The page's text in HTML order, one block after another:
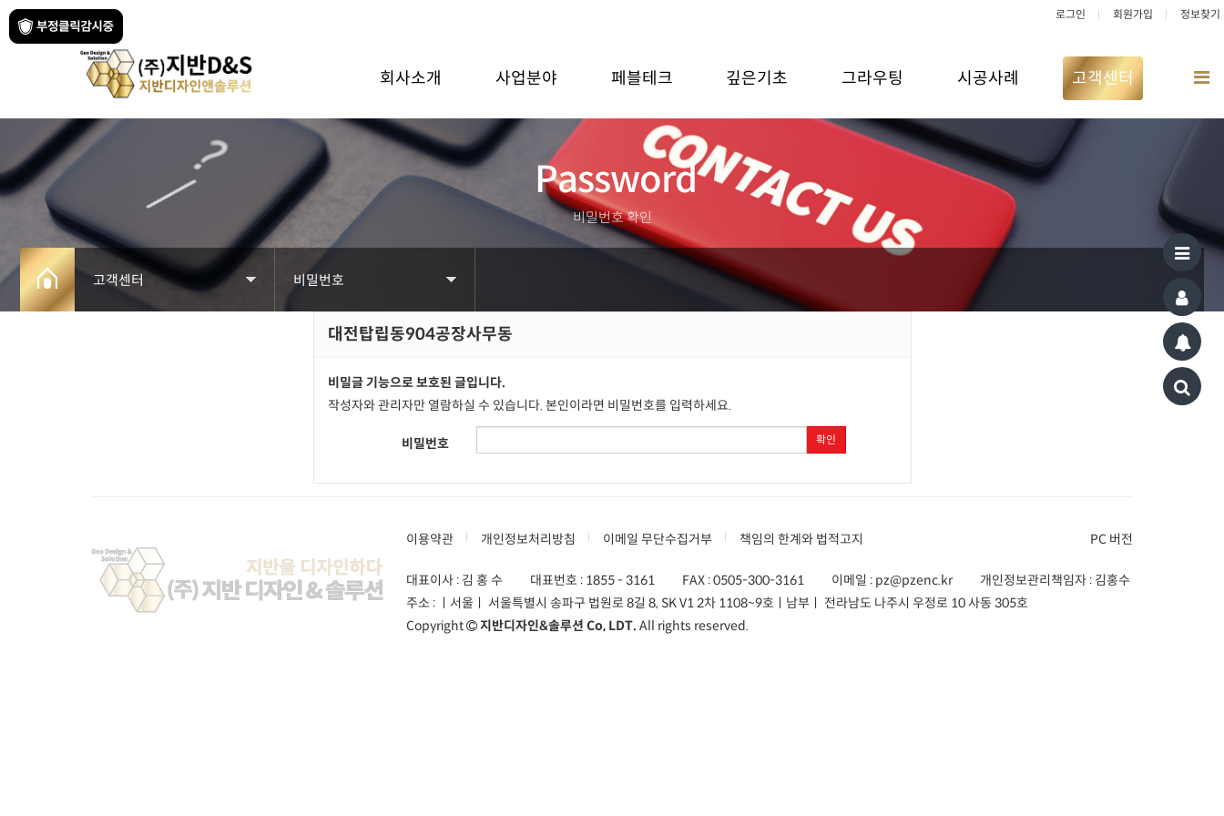
로그인 회원가입 정보찾기
회사소개 사업분야 페블테크 깊은기초 그라우팅 시공사례 고객센터
전
메
Password
비밀번호 확인
고객센터
시공사례
비밀번호
공지사항대전탑립동904공장사무동
비밀글 기능으로 보호된 글입니다.
작성자와 관리자만 열람하실 수 있습니다. 본인이라면 비밀번호를 입력하세요.
비밀번호 확인
이용약관 개인정보처리방침 이메일 무단수집거부 책임의 한계와 법적고지 PC 버전
대표이사 : 김 홍 수 대표번호 : 1855 - 3161 FAX :0505-300-3161 이메일 : pz@pzenc.kr
개인정보관리책임자 : 김홍수
주소 : ㅣ서울ㅣ 서울특별시 송파구 법원로 8길 8, SK V1 2차 1108~9호 ㅣ남부ㅣ 전라남도 나주시 우정로 10 사동 305호
Copyright
지반디자인&솔루션 Co, LDT. All rights reserved.